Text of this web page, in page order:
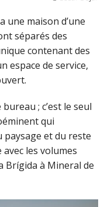
une maison d’une
séparés des
contenant des
espace de service,
; c’est le seul
qui
paysage et du reste
les volumes
Brígida à Mineral de